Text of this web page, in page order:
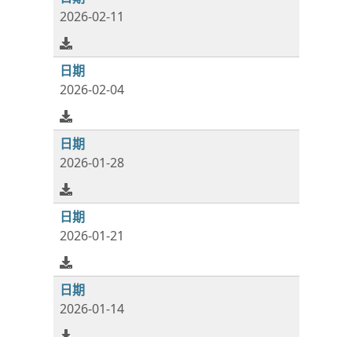
2026-02-11
2026-02-04
2026-01-28
2026-01-21
2026-01-14